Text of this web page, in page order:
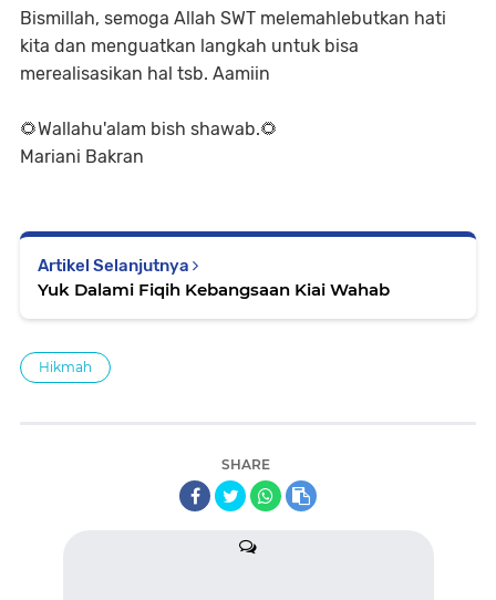
Bismillah, semoga Allah SWT melemahlebutkan hati
kita dan menguatkan langkah untuk bisa
merealisasikan hal tsb. Aamiin
🌻Wallahu'alam bish shawab.🌻
Mariani Bakran
Artikel Selanjutnya
Yuk Dalami Fiqih Kebangsaan Kiai Wahab
Hikmah
SHARE